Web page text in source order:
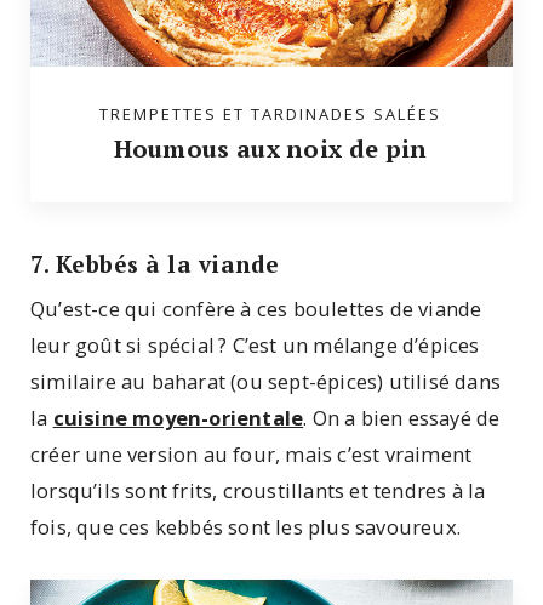
TREMPETTES ET TARDINADES SALÉES
Houmous aux noix de pin
7. Kebbés à la viande
Qu’est-ce qui confère à ces boulettes de viande
leur goût si spécial ? C’est un mélange d’épices
similaire au baharat (ou sept-épices) utilisé dans
la cuisine moyen-orientale. On a bien essayé de
créer une version au four, mais c’est vraiment
lorsqu’ils sont frits, croustillants et tendres à la
fois, que ces kebbés sont les plus savoureux.